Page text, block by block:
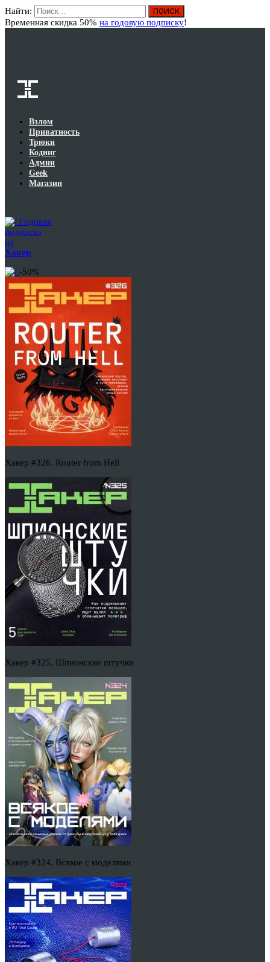
Найти:
Временная скидка 50% на годовую подписку!
Взлом
Приватность
Трюки
Кодинг
Админ
Geek
Магазин
Годовая
подписка
на
Хакер
-50%
Хакер #326. Router from Hell
Хакер #325. Шпионские штучки
Хакер #324. Всякое с моделями